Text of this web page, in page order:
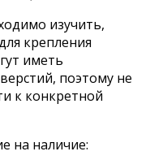
изучить,
крепления
иметь
поэтому не
к конкретной
на наличие: